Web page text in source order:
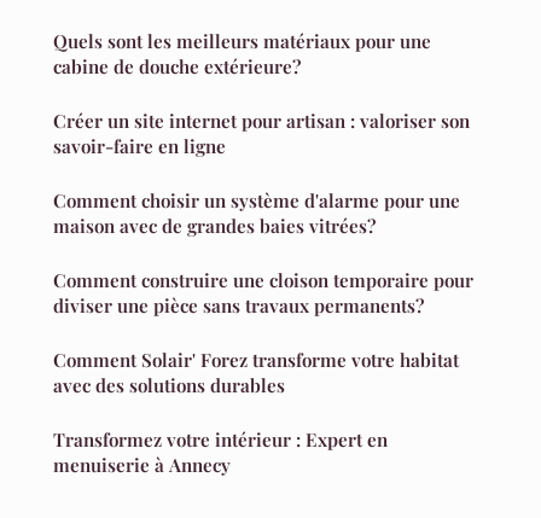
Quels sont les meilleurs matériaux pour une
cabine de douche extérieure?
Créer un site internet pour artisan : valoriser son
savoir-faire en ligne
Comment choisir un système d'alarme pour une
maison avec de grandes baies vitrées?
Comment construire une cloison temporaire pour
diviser une pièce sans travaux permanents?
Comment Solair' Forez transforme votre habitat
avec des solutions durables
Transformez votre intérieur : Expert en
menuiserie à Annecy